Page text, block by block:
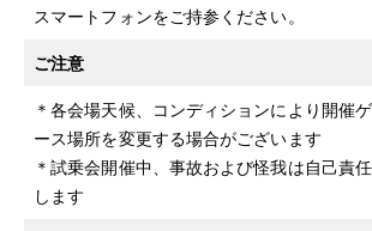
スマートフォンをご持参ください。
ご注意
＊各会場天候、コンディションにより開催
ース場所を変更する場合がございます
＊試乗会開催中、事故および怪我は自己責
します